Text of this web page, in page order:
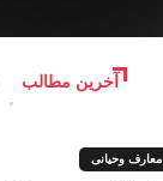
آخرین مطالب
معارف وحیانی